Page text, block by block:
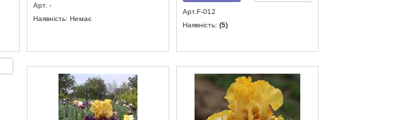
Арт. -
Наявність: Немає
Арт.F-012
Наявність:(5)